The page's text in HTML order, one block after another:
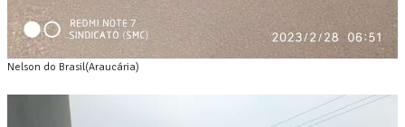
Nelson do Brasil(Araucária)